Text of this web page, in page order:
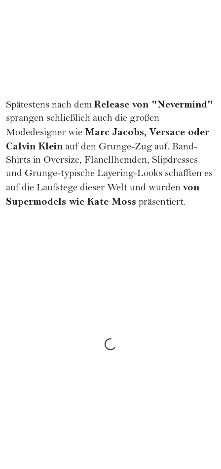
Spätestens nach dem Release von "Nevermind"
sprangen schließlich auch die großen
Modedesigner wie Marc Jacobs, Versace oder
Calvin Klein auf den Grunge-Zug auf. Band-
Shirts in Oversize, Flanellhemden, Slipdresses
und Grunge-typische Layering-Looks schafften es
auf die Laufstege dieser Welt und wurden von
Supermodels wie Kate Moss präsentiert.